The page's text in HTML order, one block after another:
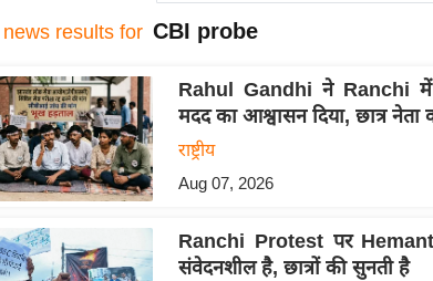
news results for CBI probe
Rahul Gandhi ने Ranchi में
मदद का आश्वासन दिया, छात्र नेता
राष्ट्रीय
Aug 07, 2026
Ranchi Protest पर
संवेदनशील है, छात्रों की सुनती है